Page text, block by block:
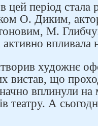
цей період стала
О. Диким,
М.
впливала
художнє
вистав, що
вплинули
театру. А